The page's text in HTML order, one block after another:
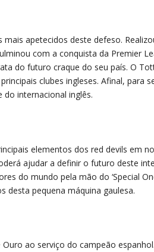
apetecidos deste defeso.
com a conquista da Premier
do futuro craque do seu país. O
clubes ingleses. Afinal, para
internacional inglês.
elementos dos red devils em
ajudar a definir o futuro deste
do mundo pela mão do ‘Special
desta pequena máquina gaulesa.
ao serviço do campeão